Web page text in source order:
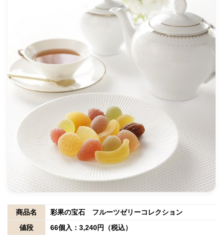
商品名
彩果の宝石 フルーツゼリーコレクション
値段
66個入：3,240円（税込）